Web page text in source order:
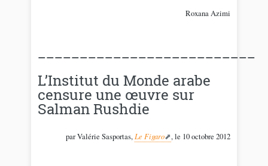
Roxana Azimi
__________________________
L’Institut du Monde arabe
censure une œuvre sur
Salman Rushdie
par Valérie Sasportas,Le Figaro , le 10 octobre 2012